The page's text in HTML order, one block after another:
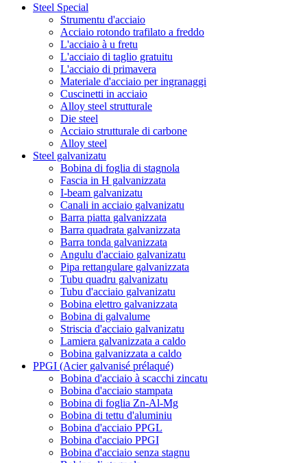
Steel Special
Strumentu d'acciaio
Acciaio rotondo trafilato a freddo
L'acciaio à u fretu
L'acciaio di taglio gratuitu
L'acciaio di primavera
Materiale d'acciaio per ingranaggi
Cuscinetti in acciaio
Alloy steel strutturale
Die steel
Acciaio strutturale di carbone
Alloy steel
Steel galvanizatu
Bobina di foglia di stagnola
Fascia in H galvanizzata
I-beam galvanizatu
Canali in acciaio galvanizatu
Barra piatta galvanizzata
Barra quadrata galvanizzata
Barra tonda galvanizzata
Angulu d'acciaio galvanizatu
Pipa rettangulare galvanizzata
Tubu quadru galvanizatu
Tubu d'acciaio galvanizatu
Bobina elettro galvanizzata
Bobina di galvalume
Striscia d'acciaio galvanizatu
Lamiera galvanizzata a caldo
Bobina galvanizzata a caldo
PPGI (Acier galvanisé prélaqué)
Bobina d'acciaio à scacchi zincatu
Bobina d'acciaio stampata
Bobina di foglia Zn-Al-Mg
Bobina di tettu d'aluminiu
Bobina d'acciaio PPGL
Bobina d'acciaio PPGI
Bobina d'acciaio senza stagnu